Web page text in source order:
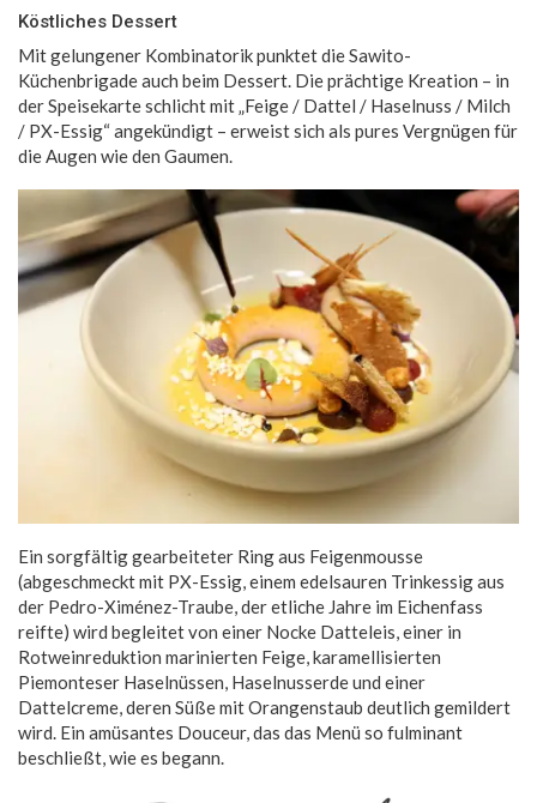
Köstliches Dessert
Mit gelungener Kombinatorik punktet die Sawito-
Küchenbrigade auch beim Dessert. Die prächtige Kreation – in
der Speisekarte schlicht mit „Feige / Dattel / Haselnuss / Milch
/ PX-Essig“ angekündigt – erweist sich als pures Vergnügen für
die Augen wie den Gaumen.
Ein sorgfältig gearbeiteter Ring aus Feigenmousse
(abgeschmeckt mit PX-Essig, einem edelsauren Trinkessig aus
der Pedro-Ximénez-Traube, der etliche Jahre im Eichenfass
reifte) wird begleitet von einer Nocke Datteleis, einer in
Rotweinreduktion marinierten Feige, karamellisierten
Piemonteser Haselnüssen, Haselnusserde und einer
Dattelcreme, deren Süße mit Orangenstaub deutlich gemildert
wird. Ein amüsantes Douceur, das das Menü so fulminant
beschließt, wie es begann.